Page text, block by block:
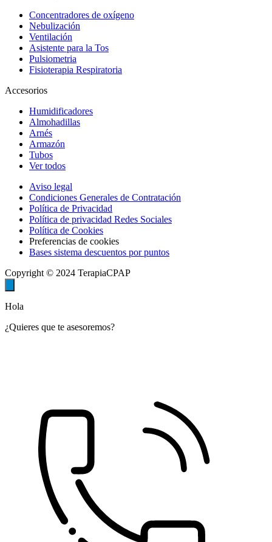
Concentradores de oxígeno
Nebulización
Ventilación
Asistente para la Tos
Pulsiometria
Fisioterapia Respiratoria
Accesorios
Humidificadores
Almohadillas
Arnés
Armazón
Tubos
Ver todos
Aviso legal
Condiciones Generales de Contratación
Política de Privacidad
Política de privacidad Redes Sociales
Política de Cookies
Preferencias de cookies
Bases sistema descuentos por puntos
Copyright © 2024 TerapiaCPAP
Hola
¿Quieres que te asesoremos?